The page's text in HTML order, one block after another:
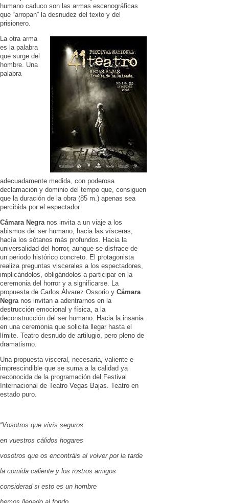
humano caduco son las armas escenográficas
que “arropan” la desnudez del texto y del
prisionero.
La otra arma
es la palabra
que surge del
hombre. Una
palabra
adecuadamente medida, con poderosa
declamación y dominio del tempo que, consiguen
que la duración de la obra (85 m.) apenas sea
percibida por el espectador.
Cámara Negranos invita a un viaje a los
abismos del ser humano, hacia las vísceras,
hacía los sótanos más profundos. Hacia la
universalidad del horror, aunque se disfrace de
un periodo histórico concreto. El protagonista
realiza preguntas viscerales a los espectadores,
implicándolos, obligándolos a participar en la
ceremonia del horror y a significarse. La
propuesta de Carlos Álvarez Ossorio y Cámara
Negranos invitan a adentrarnos en la
destrucción emocional y física, a la
deconstrucción del ser humano. Hacia la insania
en una ceremonia que solicita llegar hasta el
límite. Teatro desnudo de artilugio, pero pleno de
dramatismo.
Una propuesta visceral, necesaria, valiente e
imprescindible que se suma a la calidad ya
reconocida de la programación del Festival
Internacional de Teatro Vegas Bajas. Teatro en
estado puro.
“Vosotros que vivís seguros
en vuestros cálidos hogares
vosotros que os encontráis al volver por la tarde
la comida caliente y los rostros amigos
considerad si esto es un hombre